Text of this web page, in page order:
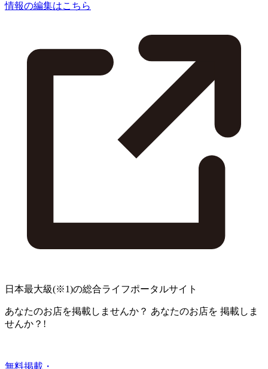
情報の編集はこちら
日本最大級(※1)の総合ライフポータルサイト
あなたのお店を掲載しませんか？ あなたのお店を 掲載しま
せんか？!
無料掲載・